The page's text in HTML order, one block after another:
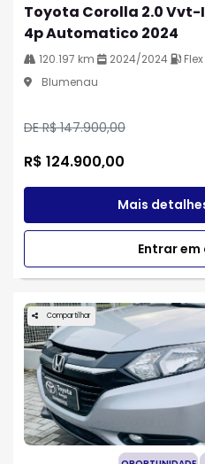
Toyota Corolla 2.0 Vvt-
4p Automatico 2024
120.197 km 2024/2024
Flex
Blumenau
DE R$ 147.900,00
R$ 124.900,00
Mais
Entrar
Compartilhar